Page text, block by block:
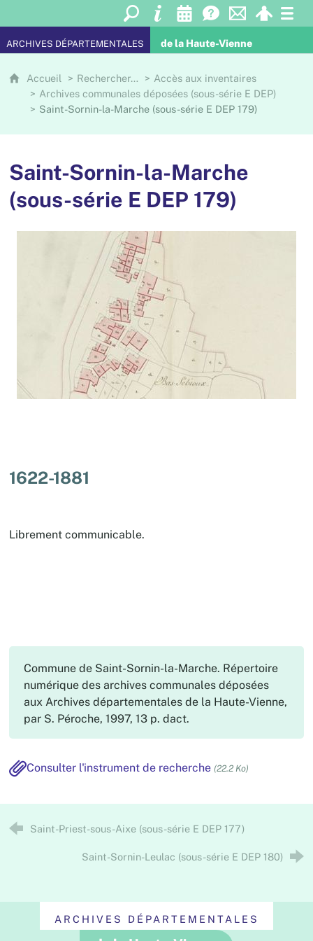
ARCHIVES DÉPARTEMENTALES de la Haute-Vienne
Accueil Rechercher…
Accès aux inventaires
Archives communales déposées (sous-série E DEP)
Saint-Sornin-la-Marche (sous-série E DEP 179)
Saint-Sornin-la-Marche
(sous-série E DEP 179)
1622-1881
Librement communicable.
Commune de Saint-Sornin-la-Marche. Répertoire
numérique des archives communales déposées
aux Archives départementales de la Haute-Vienne,
par S. Péroche, 1997, 13 p. dact.
Consulter l'instrument de recherche (22.2 Ko)
Saint-Priest-sous-Aixe (sous-série E DEP 177)
Saint-Sornin-Leulac (sous-série E DEP 180)
ARCHIVES DÉPARTEMENTALES